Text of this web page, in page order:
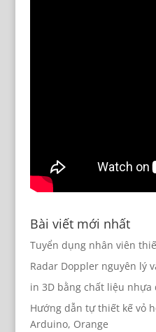
Bài viết mới nhất
Tuyển dụng nhân viên
Radar Doppler nguyên lý
in 3D bằng chất liệu nhựa
Hướng dẫn tự thiết kế vỏ
Arduino, Orange